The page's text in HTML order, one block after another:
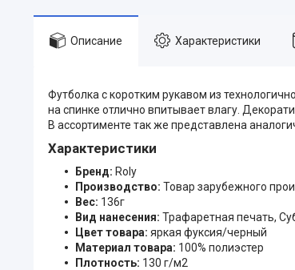
Описание Характеристики
Футболка с коротким рукавом из
на спинке отлично впитывает влагу.
В ассортименте так же представлена
Характеристики
Бренд: Roly
Производство: Товар зарубежного
Вес: 136г
Вид нанесения: Трафаретная печать,
Цвет товара: яркая фуксия/черный
Материал товара: 100% полиэстер
Плотность: 130 г/м2